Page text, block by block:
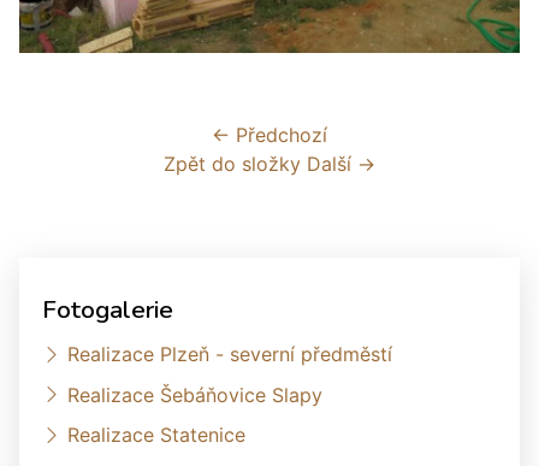
← Předchozí
Zpět do složky Další →
Fotogalerie
Realizace Plzeň - severní předměstí
Realizace Šebáňovice Slapy
Realizace Statenice